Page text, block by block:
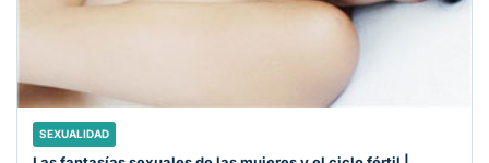
SEXUALIDAD